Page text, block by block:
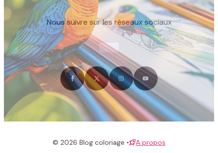
Nous suivre sur les réseaux sociaux
© 2026 Blog coloriage •
A propos